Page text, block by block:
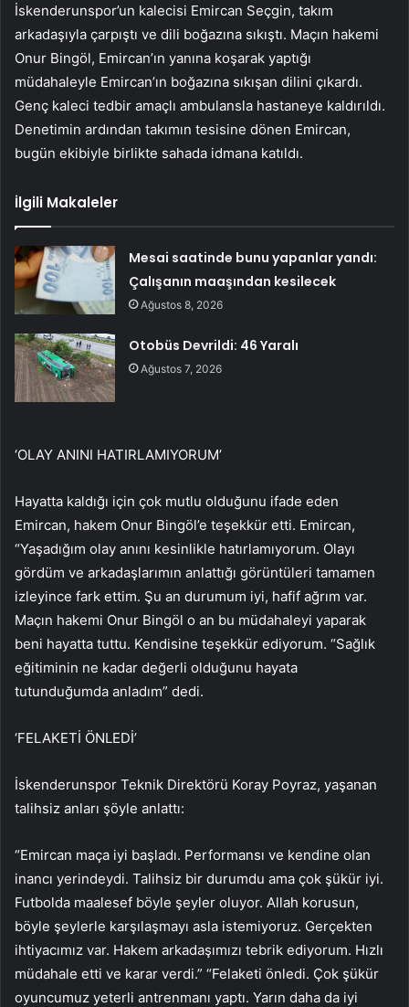
İskenderunspor’un kalecisi Emircan Seçgin, takım
arkadaşıyla çarpıştı ve dili boğazına sıkıştı. Maçın hakemi
Onur Bingöl, Emircan’ın yanına koşarak yaptığı
müdahaleyle Emircan’ın boğazına sıkışan dilini çıkardı.
Genç kaleci tedbir amaçlı ambulansla hastaneye kaldırıldı.
Denetimin ardından takımın tesisine dönen Emircan,
bugün ekibiyle birlikte sahada idmana katıldı.
İlgili Makaleler
Mesai saatinde bunu yapanlar yandı:
Çalışanın maaşından kesilecek
Ağustos 8, 2026
Otobüs Devrildi: 46 Yaralı
Ağustos 7, 2026
‘OLAY ANINI HATIRLAMIYORUM’
Hayatta kaldığı için çok mutlu olduğunu ifade eden
Emircan, hakem Onur Bingöl’e teşekkür etti. Emircan,
“Yaşadığım olay anını kesinlikle hatırlamıyorum. Olayı
gördüm ve arkadaşlarımın anlattığı görüntüleri tamamen
izleyince fark ettim. Şu an durumum iyi, hafif ağrım var.
Maçın hakemi Onur Bingöl o an bu müdahaleyi yaparak
beni hayatta tuttu. Kendisine teşekkür ediyorum. “Sağlık
eğitiminin ne kadar değerli olduğunu hayata
tutunduğumda anladım” dedi.
‘FELAKETİ ÖNLEDİ’
İskenderunspor Teknik Direktörü Koray Poyraz, yaşanan
talihsiz anları şöyle anlattı:
“Emircan maça iyi başladı. Performansı ve kendine olan
inancı yerindeydi. Talihsiz bir durumdu ama çok şükür iyi.
Futbolda maalesef böyle şeyler oluyor. Allah korusun,
böyle şeylerle karşılaşmayı asla istemiyoruz. Gerçekten
ihtiyacımız var. Hakem arkadaşımızı tebrik ediyorum. Hızlı
müdahale etti ve karar verdi.” “Felaketi önledi. Çok şükür
oyuncumuz yeterli antrenmanı yaptı. Yarın daha da iyi